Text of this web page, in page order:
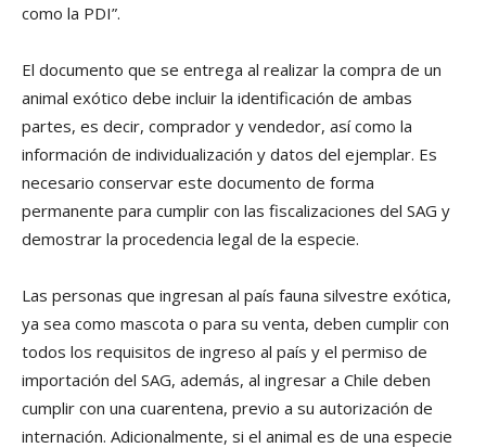
como la PDI”.
El documento que se entrega al realizar la compra de un
animal exótico debe incluir la identificación de ambas
partes, es decir, comprador y vendedor, así como la
información de individualización y datos del ejemplar. Es
necesario conservar este documento de forma
permanente para cumplir con las fiscalizaciones del SAG y
demostrar la procedencia legal de la especie.
Las personas que ingresan al país fauna silvestre exótica,
ya sea como mascota o para su venta, deben cumplir con
todos los requisitos de ingreso al país y el permiso de
importación del SAG, además, al ingresar a Chile deben
cumplir con una cuarentena, previo a su autorización de
internación. Adicionalmente, si el animal es de una especie